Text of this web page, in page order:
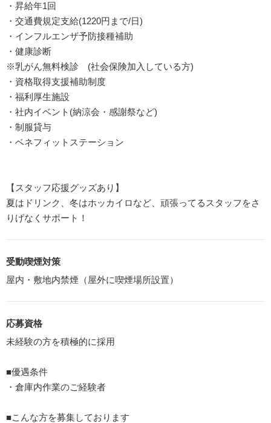
・昇給年1回
・交通費規定支給(1220円まで/日)
・インフルエンザ予防接種補助
・健康診断
※乳がん無料検診 (社会保険加入している方)
・資格取得支援補助制度
・福利厚生施設
・社内イベント(納涼会・感謝祭など)
・制服貸与
・ベネフィットステーション
【スタッフ応援グッズあり】
夏はドリンク、冬はホッカイロなど、頑張ってるスタッフをさ
りげなくサポート！
受動喫煙対策
屋内・敷地内禁煙（屋外に喫煙場所設置）
応募資格
未経験の方を積極的に採用
■優遇条件
・倉庫内作業のご経験者
■こんな方を募集しております